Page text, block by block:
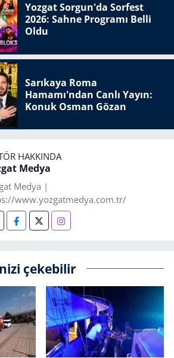
Yozgat Sorgun'da Sorfest
2026: Sahne Programı Belli
Oldu
Sarıkaya Roma
Hamamı'ndan Canlı Yayın:
Konuk Osman Gözan
HAKKINDA
Medya
Medya |
www.yozgatmedya.com.tr/
çekebilir